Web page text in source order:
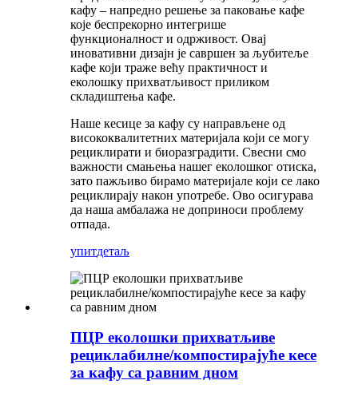
кафу – напредно решење за паковање кафе
које беспрекорно интегрише
функционалност и одрживост. Овај
иновативни дизајн је савршен за љубитеље
кафе који траже већу практичност и
еколошку прихватљивост приликом
складиштења кафе.
Наше кесице за кафу су направљене од
висококвалитетних материјала који се могу
рециклирати и биоразградити. Свесни смо
важности смањења нашег еколошког отиска,
зато пажљиво бирамо материјале који се лако
рециклирају након употребе. Ово осигурава
да наша амбалажа не доприноси проблему
отпада.
упитдетаљ
ПЦР еколошки прихватљиве
рециклабилне/компостирајуће кесе
за кафу са равним дном